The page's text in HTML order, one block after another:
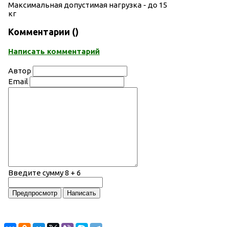
Максимальная допустимая нагрузка - до 15
кг
Комментарии ()
Написать комментарий
Автор
Email
Введите сумму 8 + 6